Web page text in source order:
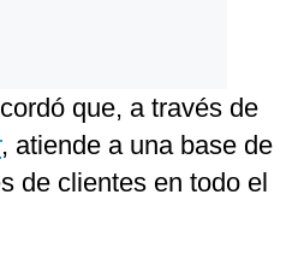
que, a través de
, atiende a una base de
de clientes en todo el